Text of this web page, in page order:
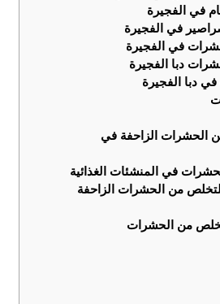
في الفجيرة
في الفجيرة
في الفجيرة
دبا الفجيرة
دبا الفجيرة
الحشرات الزاحفة في
في المنشئات الغذائية
من الحشرات الزاحفة
من الحشرات